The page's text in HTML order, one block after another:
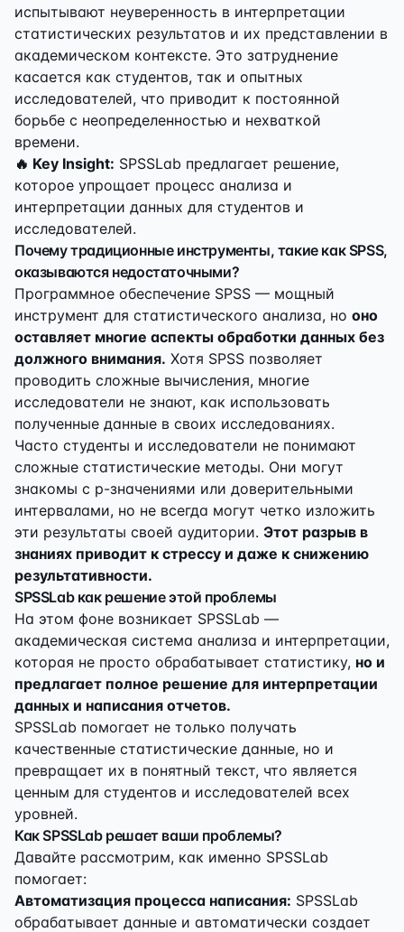
испытывают неуверенность в интерпретации
статистических результатов и их представлении в
академическом контексте. Это затруднение
касается как студентов, так и опытных
исследователей, что приводит к постоянной
борьбе с неопределенностью и нехваткой
времени.
🔥 Key Insight: SPSSLab предлагает решение,
которое упрощает процесс анализа и
интерпретации данных для студентов и
исследователей.
Почему традиционные инструменты, такие как SPSS,
оказываются недостаточными?
Программное обеспечение SPSS — мощный
инструмент для статистического анализа, но оно
оставляет многие аспекты обработки данных без
должного внимания. Хотя SPSS позволяет
проводить сложные вычисления, многие
исследователи не знают, как использовать
полученные данные в своих исследованиях.
Часто студенты и исследователи не понимают
сложные статистические методы. Они могут
знакомы с p-значениями или доверительными
интервалами, но не всегда могут четко изложить
эти результаты своей аудитории. Этот разрыв в
знаниях приводит к стрессу и даже к снижению
результативности.
SPSSLab как решение этой проблемы
На этом фоне возникает SPSSLab —
академическая система анализа и интерпретации,
которая не просто обрабатывает статистику, но и
предлагает полное решение для интерпретации
данных и написания отчетов.
SPSSLab помогает не только получать
качественные статистические данные, но и
превращает их в понятный текст, что является
ценным для студентов и исследователей всех
уровней.
Как SPSSLab решает ваши проблемы?
Давайте рассмотрим, как именно SPSSLab
помогает:
Автоматизация процесса написания: SPSSLab
обрабатывает данные и автоматически создает